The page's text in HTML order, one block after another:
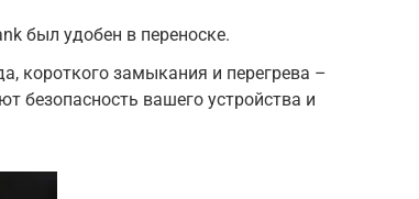
был удобен в переноске.
короткого замыкания и перегрева –
безопасность вашего устройства и